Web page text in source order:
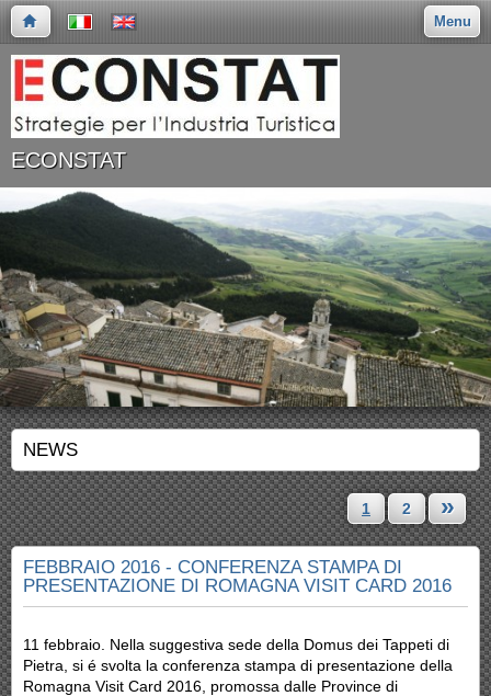
Menu
ECONSTAT
NEWS
1 2 »
FEBBRAIO 2016 - CONFERENZA STAMPA DI
PRESENTAZIONE DI ROMAGNA VISIT CARD 2016
11 febbraio. Nella suggestiva sede della Domus dei Tappeti di
Pietra, si é svolta la conferenza stampa di presentazione della
Romagna Visit Card 2016, promossa dalle Province di